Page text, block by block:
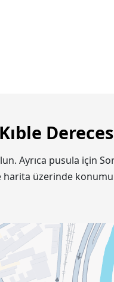
Ayrıca pusula için
üzerinde